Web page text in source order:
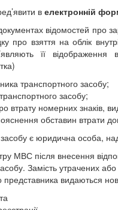
в електронній
документах відомостей
про взяття на облік
її
транспортного засобу;
засобу;
втрату номерних знаків,
обставин втрати
є юридична особа,
МВС після внесення
Замість утрачених
представника видаються